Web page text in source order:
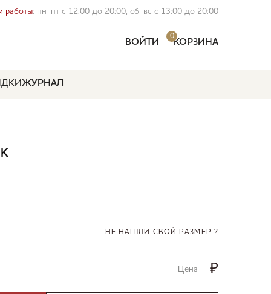
работы: пн-пт с 12:00 до 20:00, сб-вс с 13:00 до 20:00
ВОЙТИ
0
КОРЗИНА
ЖУРНАЛ
НЕ НАШЛИ СВОЙ РАЗМЕР ?
Цена ₽